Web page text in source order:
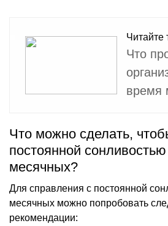
Читайте
Что
время
Что можно сделать,
постоянной
месячных?
Для справления с постоянной
месячных можно попробовать
рекомендации: